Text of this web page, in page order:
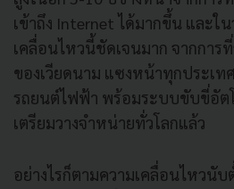
เข้าถึง Internet ได้มากขึ้น และใ
เคลื่อนไหวนี้ชัดเจนมาก จากการ
ของเวียดนาม แซงหน้าทุกประเท
รถยนต์ไฟฟ้า พร้อมระบบขับขี่อัต
เตรียมวางจำหน่ายทั่วโลกแล้ว
อย่างไรก็ตามความเคลื่อนไหวนั